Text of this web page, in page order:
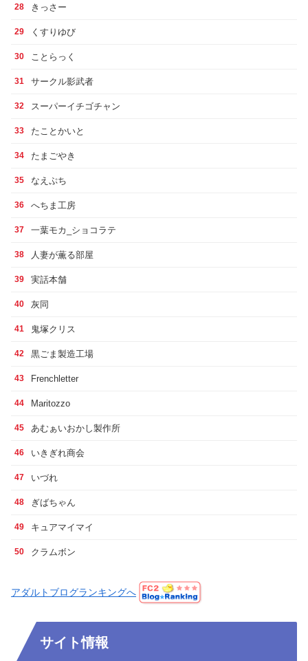
28 きっさー
29 くすりゆび
30 ことらっく
31 サークル影武者
32 スーパーイチゴチャン
33 たことかいと
34 たまごやき
35 なえぷち
36 へちま工房
37 一葉モカ_ショコラテ
38 人妻が薫る部屋
39 実話本舗
40 灰同
41 鬼塚クリス
42 黒ごま製造工場
43 Frenchletter
44 Maritozzo
45 あむぁいおかし製作所
46 いきぎれ商会
47 いづれ
48 ぎばちゃん
49 キュアマイマイ
50 クラムボン
アダルトブログランキングへ
サイト情報